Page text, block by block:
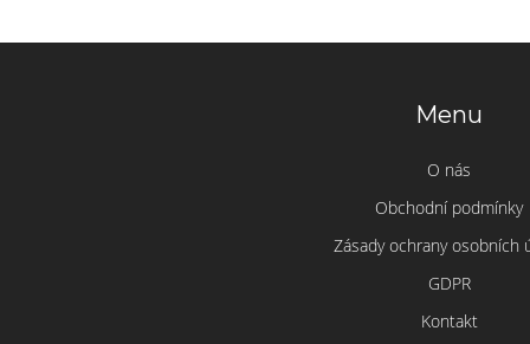
Menu
O nás
Obchodní podmínky
Zásady ochrany osobních
GDPR
Kontakt